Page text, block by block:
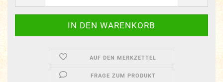
AUF DEN MERKZETTEL
FRAGE ZUM PRODUKT